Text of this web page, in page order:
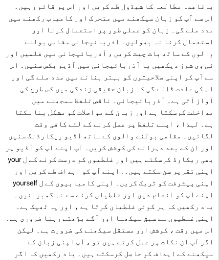
باقاعدہ مطالعہ کا شیڈول طے کریں اور اس پر قائم رہیں۔
اس سے آپ کو زبان سیکھنے میں متحرک اور کامیاب رکھنے میں
مدد ملے گی۔ زبان کو عملی طور پر استعمال کرنا اور
استعمال کرنا نہ بھولیں۔ آذربائیجانی مقامی بولنے
والوں کے ساتھ بات چیت کریں ، آذربائیجانی میں فلمیں اور
ٹی وی شوز دیکھیں یا آذربائیجانی میں آڈیو بکس سنیں۔ اس
سے آپ کو اپنی صلاحیتوں کو بہتر بنانے میں مدد ملے گی اور
اس کی عادت ڈالے گی کہ زبان حقیقی زندگی میں کس طرح کی
آواز آتی ہے۔ آذربائیجانی۔ ناقص تلفظ سمجھنے میں
مداخلت کرسکتا ہے اور زبان کے مواصلات کو مشکل بنا سکتا
ہے۔ لہذا ، اپنے تلفظ پر عمل کرنے کے لئے کافی وقت
لگائیں۔ مقامی بولنے والوں کے ساتھ آڈیو ریکارڈنگ سنیں
اور ان کے بعد دہرانے کی کوشش کریں۔ آپ اپنے آپ کو آڈیو پر
بھی ریکارڈ کرسکتے ہیں اور غلطیوں کو درست کرنے کے ل your
اپنی تقریر سن سکتے ہیں۔ . اپنے آپ کو اہداف طے کریں اور
اپنی پیشرفت کو ٹریک کریں۔ اپنی کامیابیوں کے ل yourself
اپنے آپ کو انعام دیں اور غلطیاں کرنے سے نہ گھبرائیں۔
یاد رکھیں کہ ہر کوئی غلطیاں کرتا ہے ، اور یہ ٹھیک ہے۔
اپنی غلطیوں سے سبق سیکھنا اور آگے بڑھتے رہنا ضروری ہے۔
اس میں وقت ، کوشش اور مستقل سیکھنے کی ضرورت ہے۔ لیکن
اگر آپ ان نکات پر عمل کرتے ہیں تو ، آپ اپنی زبان کے
سیکھنے کے اہداف کو حاصل کرسکتے ہیں۔ یاد رکھیں کہ اگر